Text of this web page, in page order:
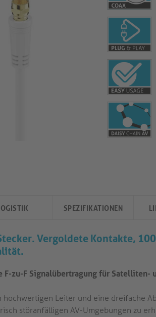
SPEZIFIKATIONEN
Vergoldete Kontakte,
F-zu-F Signalübertragung für Satelliten-
hochwertigen Leiter und eine dreifache
störanfälligen AV-Umgebungen zu